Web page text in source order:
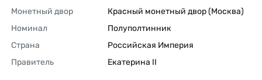
Монетный двор
Красный монетный двор (Москва)
Номинал
Полуполтинник
Страна
Российская Империя
Правитель
Екатерина II